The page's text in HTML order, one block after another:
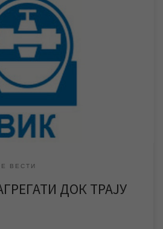
укључе агрегати, па је
на територији целог града.
кабла и даље трају, а по
до прекида водоснабдевања да би се
бунарских пумпи са
створени неопходни услови ЈКП
ВЕСТИ
ДОК ТРАЈУ